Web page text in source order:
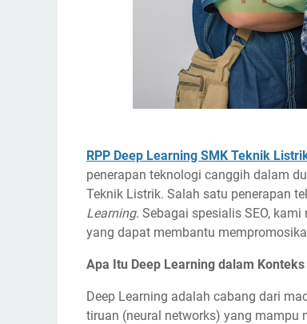
RPP Deep Learning SMK Teknik
penerapan teknologi canggih dalam
Teknik Listrik. Salah satu penerapan
Learning. Sebagai spesialis SEO,
yang dapat membantu
Apa Itu Deep Learning dalam
Deep Learning adalah cabang dari
tiruan (neural networks) yang mampu